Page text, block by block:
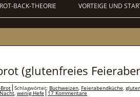
BACK-THEORIE VORTEIGE UND
(glutenfreies
Schlagwörter: Buchweizen, Feierabendküche,
, wenig Hefe 17 Kommentare